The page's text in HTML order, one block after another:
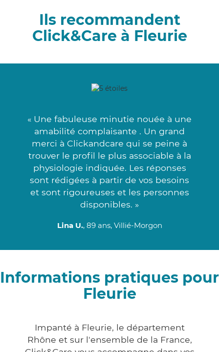
Ils recommandent
Click&Care à Fleurie
« Une fabuleuse minutie nouée à une
amabilité complaisante . Un grand
merci à Clickandcare qui se peine à
trouver le profil le plus associable à la
physiologie indiquée. Les réponses
sont rédigées à partir de vos besoins
et sont rigoureuses et les personnes
disponibles. »
Lina U., 89 ans, Villié-Morgon
Informations pratiques pour
Fleurie
Impanté à Fleurie, le département
Rhône et sur l'ensemble de la France,